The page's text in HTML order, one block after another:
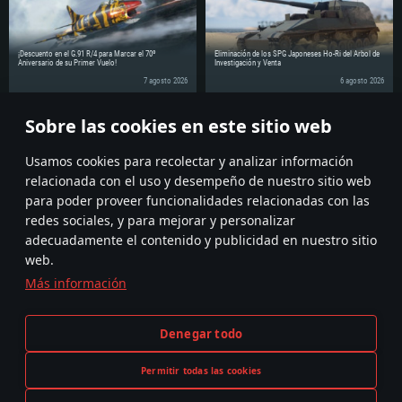
Sobre las cookies en este sitio web
Usamos cookies para recolectar y analizar información
relacionada con el uso y desempeño de nuestro sitio web
para poder proveer funcionalidades relacionadas con las
redes sociales, y para mejorar y personalizar
adecuadamente el contenido y publicidad en nuestro sitio
web.
Más información
Denegar todo
Permitir todas las cookies
Disco Duro: 62.2 GB (Cliente Completo)
¡Descuento en el G.91 R/4 para Marcar el 70º
Aniversario de su Primer Vuelo!
7 agosto 2026
Eliminación de los SPG Japoneses Ho-Ri del Árbol de
Investigación y Venta
6 agosto 2026
¡Comparte la noticia con tus amigos!
Discuss on the Forums
Términos y Condiciones
Política de Privacidad
Ajustes de cookies